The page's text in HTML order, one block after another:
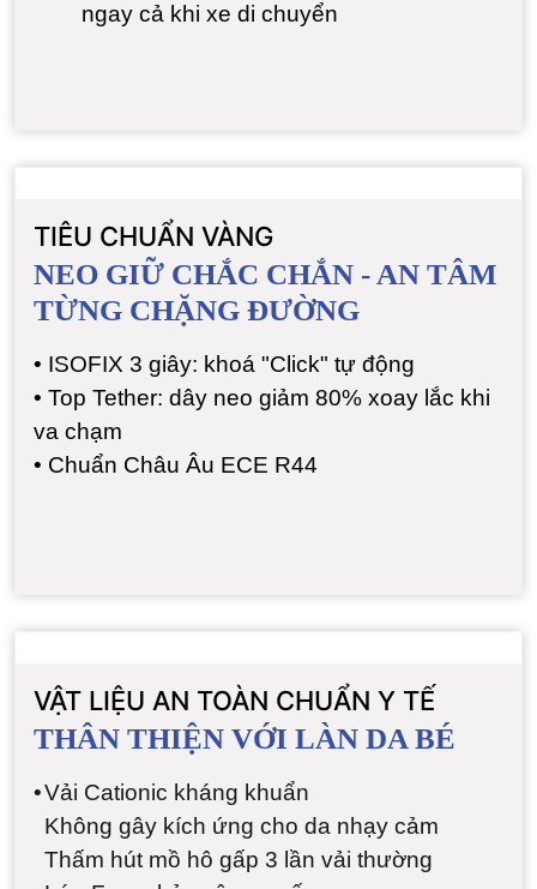
ngay cả khi xe di chuyển
TIÊU CHUẨN VÀNG
NEO GIỮ CHẮC CHẮN - AN TÂM
TỪNG CHẶNG ĐƯỜNG
• ISOFIX 3 giây: khoá "Click" tự động
• Top Tether: dây neo giảm 80% xoay lắc khi
va chạm
• Chuẩn Châu Âu ECE R44
VẬT LIỆU AN TOÀN CHUẨN Y TẾ
THÂN THIỆN VỚI LÀN DA BÉ
•Vải Cationic kháng khuẩn
Không gây kích ứng cho da nhạy cảm
Thấm hút mồ hô gấp 3 lần vải thường